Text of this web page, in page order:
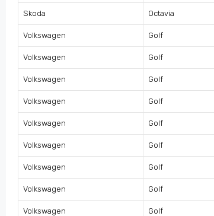
Skoda Octavia
Volkswagen Golf
Volkswagen Golf
Volkswagen Golf
Volkswagen Golf
Volkswagen Golf
Volkswagen Golf
Volkswagen Golf
Volkswagen Golf
Volkswagen Golf